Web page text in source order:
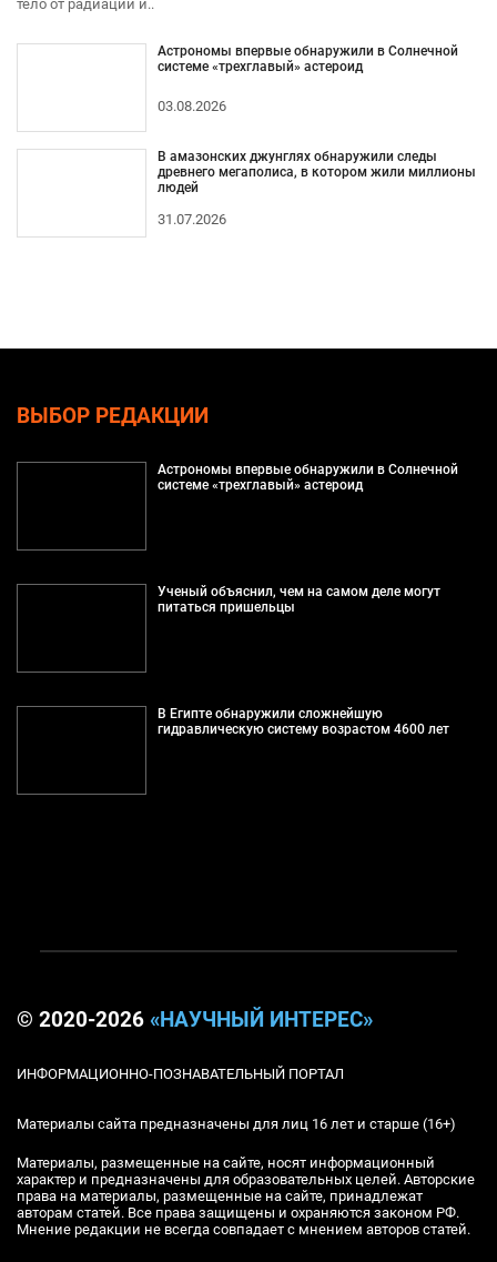
тело от радиации и..
Астрономы впервые обнаружили в Солнечной
системе «трехглавый» астероид
03.08.2026
В амазонских джунглях обнаружили следы
древнего мегаполиса, в котором жили миллионы
людей
31.07.2026
ВЫБОР РЕДАКЦИИ
Астрономы впервые обнаружили в Солнечной
системе «трехглавый» астероид
Ученый объяснил, чем на самом деле могут
питаться пришельцы
В Египте обнаружили сложнейшую
гидравлическую систему возрастом 4600 лет
© 2020-2026 «НАУЧНЫЙ ИНТЕРЕС»
ИНФОРМАЦИОННО-ПОЗНАВАТЕЛЬНЫЙ ПОРТАЛ
Материалы сайта предназначены для лиц 16 лет и старше (16+)
Материалы, размещенные на сайте, носят информационный
характер и предназначены для образовательных целей. Авторские
права на материалы, размещенные на сайте, принадлежат
авторам статей. Все права защищены и охраняются законом РФ.
Мнение редакции не всегда совпадает с мнением авторов статей.